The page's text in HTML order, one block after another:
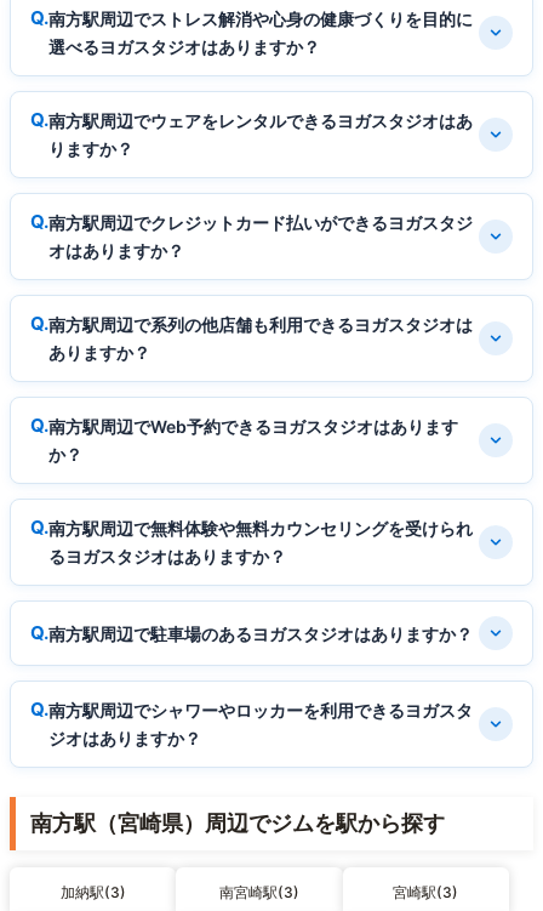
南方駅周辺でストレス解消や心身の健康づくりを目的に
選べるヨガスタジオはありますか？
南方駅周辺でウェアをレンタルできるヨガスタジオはあ
りますか？
南方駅周辺でクレジットカード払いができるヨガスタジ
オはありますか？
南方駅周辺で系列の他店舗も利用できるヨガスタジオは
ありますか？
南方駅周辺でWeb予約できるヨガスタジオはあります
か？
南方駅周辺で無料体験や無料カウンセリングを受けられ
るヨガスタジオはありますか？
南方駅周辺で駐車場のあるヨガスタジオはありますか？
南方駅周辺でシャワーやロッカーを利用できるヨガスタ
ジオはありますか？
南方駅（宮崎県）周辺でジムを駅から探す
加納駅(3) 南宮崎駅(3) 宮崎駅(3)